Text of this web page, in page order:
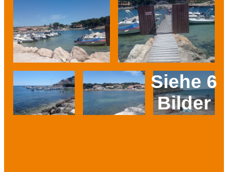
Siehe 6
Bilder